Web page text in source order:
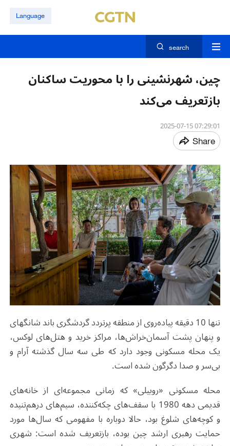
Language
search
چین، شهرنشینی را با محوریت ساکنان
بازتعریف می‌کند
07:29:01 2025-07-15
Share
تنها 10 دقیقه پیاده‌روی از منطقه پرتردد گردشگری باند شانگهای
و پنهان پشت آسمان‌خراش‌ها، مراکز خرید و هتل‌های لوکس،
یک محله مسکونی وجود دارد که طی سه سال گذشته آرام و
بی‌سر و صدا دگرگون شده است.
محله مسکونی «روییلی» که زمانی مجموعه‌ای از خانه‌های
قدیمی دهه 1980 با سقف‌های چکه‌کننده، سیم‌های در‌هم‌تنیده
و کوچه‌های شلوغ بود، حالا دوباره با مفهومی که سال‌ها مورد
حمایت رهبری ارشد چین بوده، بازتعریف شده است: شهری